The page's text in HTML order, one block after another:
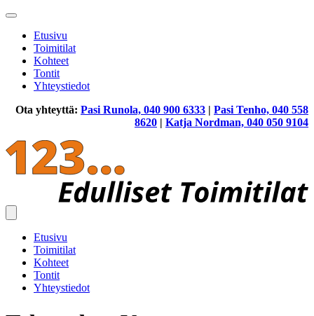
Etusivu
Toimitilat
Kohteet
Tontit
Yhteystiedot
Ota yhteyttä: Pasi Runola, 040 900 6333 | Pasi Tenho, 040 558
8620 | Katja Nordman, 040 050 9104
Etusivu
Toimitilat
Kohteet
Tontit
Yhteystiedot